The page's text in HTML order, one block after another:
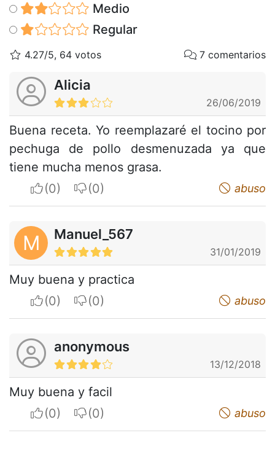
Medio
Regular
4.27/5, 64 votos 7 comentarios
Alicia
26/06/2019
Buena receta. Yo reemplazaré el tocino por
pechuga de pollo desmenuzada ya que
tiene mucha menos grasa.
I apreciateI do not appreciate abuso
M Manuel_567
31/01/2019
Muy buena y practica
I apreciateI do not appreciate abuso
anonymous
13/12/2018
Muy buena y facil
I apreciateI do not appreciate abuso